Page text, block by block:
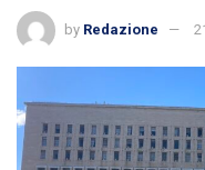
by Redazione